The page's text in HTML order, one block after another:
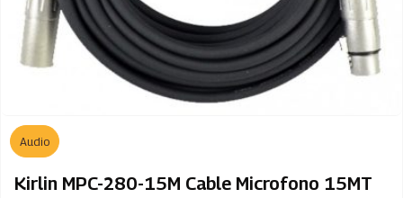
Audio
Kirlin MPC-280-15M Cable Microfono 15MT